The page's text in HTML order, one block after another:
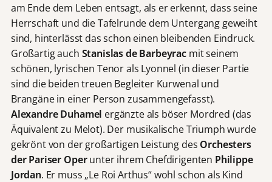
am Ende dem Leben entsagt, als er erkennt, dass seine
Herrschaft und die Tafelrunde dem Untergang geweiht
sind, hinterlässt das schon einen bleibenden Eindruck.
Großartig auch Stanislas de Barbeyrac mit seinem
schönen, lyrischen Tenor als Lyonnel (in dieser Partie
sind die beiden treuen Begleiter Kurwenal und
Brangäne in einer Person zusammengefasst).
Alexandre Duhamel ergänzte als böser Mordred (das
Äquivalent zu Melot). Der musikalische Triumph wurde
gekrönt von der großartigen Leistung des Orchesters
der Pariser Operunter ihrem Chefdirigenten Philippe
Jordan. Er muss „Le Roi Arthus“ wohl schon als Kind